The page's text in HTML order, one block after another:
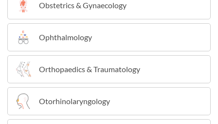
Obstetrics & Gynaecology
Ophthalmology
Orthopaedics & Traumatology
Otorhinolaryngology